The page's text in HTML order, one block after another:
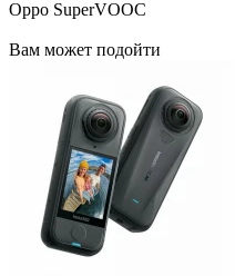
Oppo SuperVOOC
Вам может подойти